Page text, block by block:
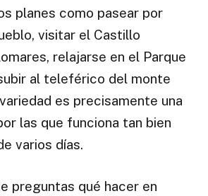
planes como pasear por
visitar el Castillo
relajarse en el Parque
al teleférico del monte
es precisamente una
las que funciona tan bien
varios días.
preguntas qué hacer en